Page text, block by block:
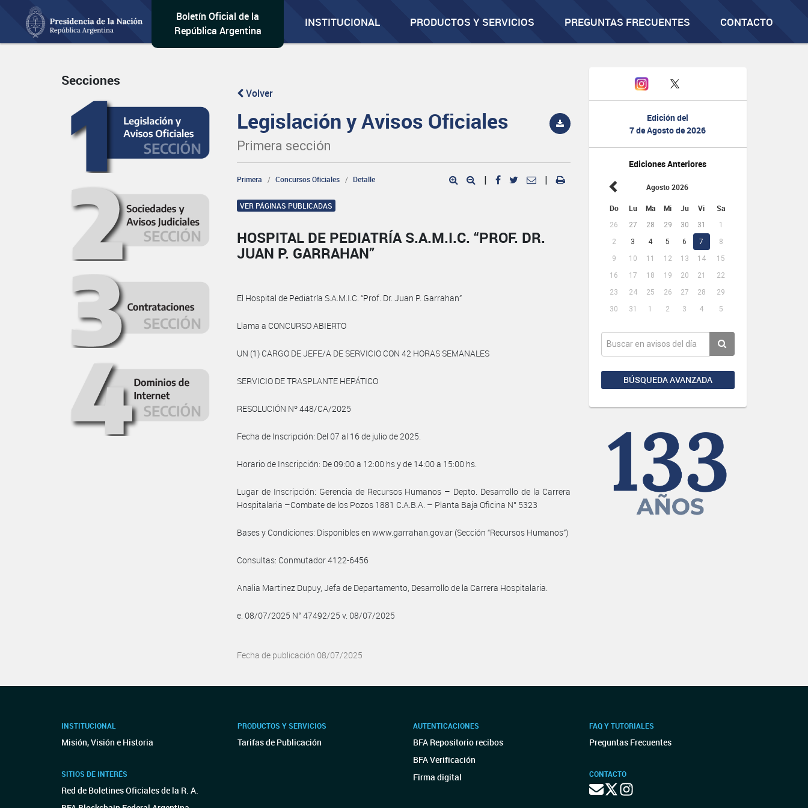
Boletín Oficial de la
República Argentina
INSTITUCIONAL PRODUCTOS Y SERVICIOS PREGUNTAS FRECUENTES CONTACTO
Edición del
7 de Agosto de 2026
Ediciones Anteriores
Agosto 2026
Do Lu Ma Mi Ju Vi Sa
26 27 28 29 30 31
1
2
3 4 5 6 7
8
9
10 11 12 13 14
15
16
17 18 19 20 21
22
23
24 25 26 27 28
29
30
31 1 2 3 4 5
BÚSQUEDA AVANZADA
Secciones
Volver
Legislación y Avisos Oficiales
Primera sección
Primera Concursos Oficiales Detalle | |
VER PÁGINAS PUBLICADAS
HOSPITAL DE PEDIATRÍA S.A.M.I.C. “PROF. DR.
JUAN P. GARRAHAN”
El Hospital de Pediatría S.A.M.I.C. “Prof. Dr. Juan P. Garrahan”
Llama a CONCURSO ABIERTO
UN (1) CARGO DE JEFE/A DE SERVICIO CON 42 HORAS SEMANALES
SERVICIO DE TRASPLANTE HEPÁTICO
RESOLUCIÓN Nº 448/CA/2025
Fecha de Inscripción: Del 07 al 16 de julio de 2025.
Horario de Inscripción: De 09:00 a 12:00 hs y de 14:00 a 15:00 hs.
Lugar de Inscripción: Gerencia de Recursos Humanos – Depto. Desarrollo de la Carrera
Hospitalaria –Combate de los Pozos 1881 C.A.B.A. – Planta Baja Oficina N° 5323
Bases y Condiciones: Disponibles en www.garrahan.gov.ar (Sección “Recursos Humanos”)
Consultas: Conmutador 4122-6456
Analia Martinez Dupuy, Jefa de Departamento, Desarrollo de la Carrera Hospitalaria.
e. 08/07/2025 N° 47492/25 v. 08/07/2025
Fecha de publicación 08/07/2025
INSTITUCIONAL
Misión, Visión e Historia
SITIOS DE INTERÉS
Red de Boletines Oficiales de la R. A.
PRODUCTOS Y SERVICIOS
Tarifas de Publicación
AUTENTICACIONES
BFA Repositorio recibos
BFA Verificación
Firma digital
FAQ Y TUTORIALES
Preguntas Frecuentes
CONTACTO